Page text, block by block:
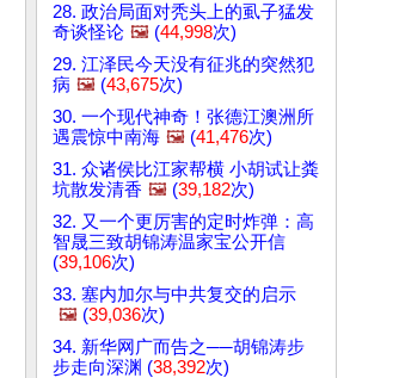
28. 政治局面对秃头上的虱子猛发
奇谈怪论 🖼️ (44,998次)
29. 江泽民今天没有征兆的突然犯
病 🖼️ (43,675次)
30. 一个现代神奇！张德江澳洲所
遇震惊中南海 🖼️ (41,476次)
31. 众诸侯比江家帮横 小胡试让粪
坑散发清香 🖼️ (39,182次)
32. 又一个更厉害的定时炸弹：高
智晟三致胡锦涛温家宝公开信
(39,106次)
33. 塞内加尔与中共复交的启示
🖼️ (39,036次)
34. 新华网广而告之──胡锦涛步
步走向深渊 (38,392次)